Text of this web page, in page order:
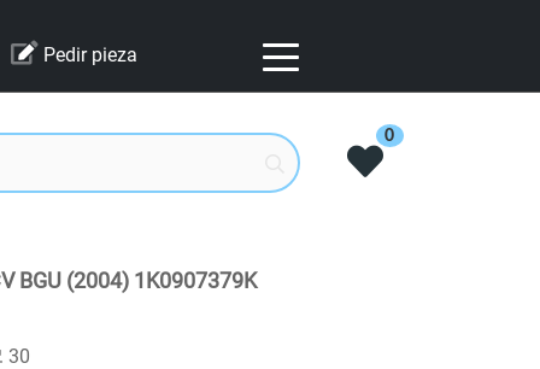
Pedir pieza
0
BGU (2004) 1K0907379K
30